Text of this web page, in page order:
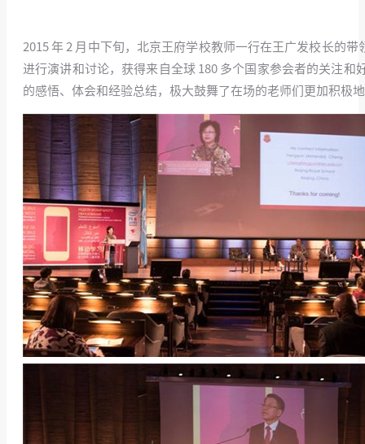
2015 年 2 月中下旬，北京王府学校教师一行在王广发校长的
进行演讲和讨论，获得来自全球 180 多个国家参会者的关注
的感悟、体会和经验总结，极大鼓舞了在场的老师们更加积极